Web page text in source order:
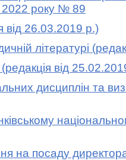
2022 року № 89
26.03.2019 р.)
літературі
від
дисциплін та
посаду директора